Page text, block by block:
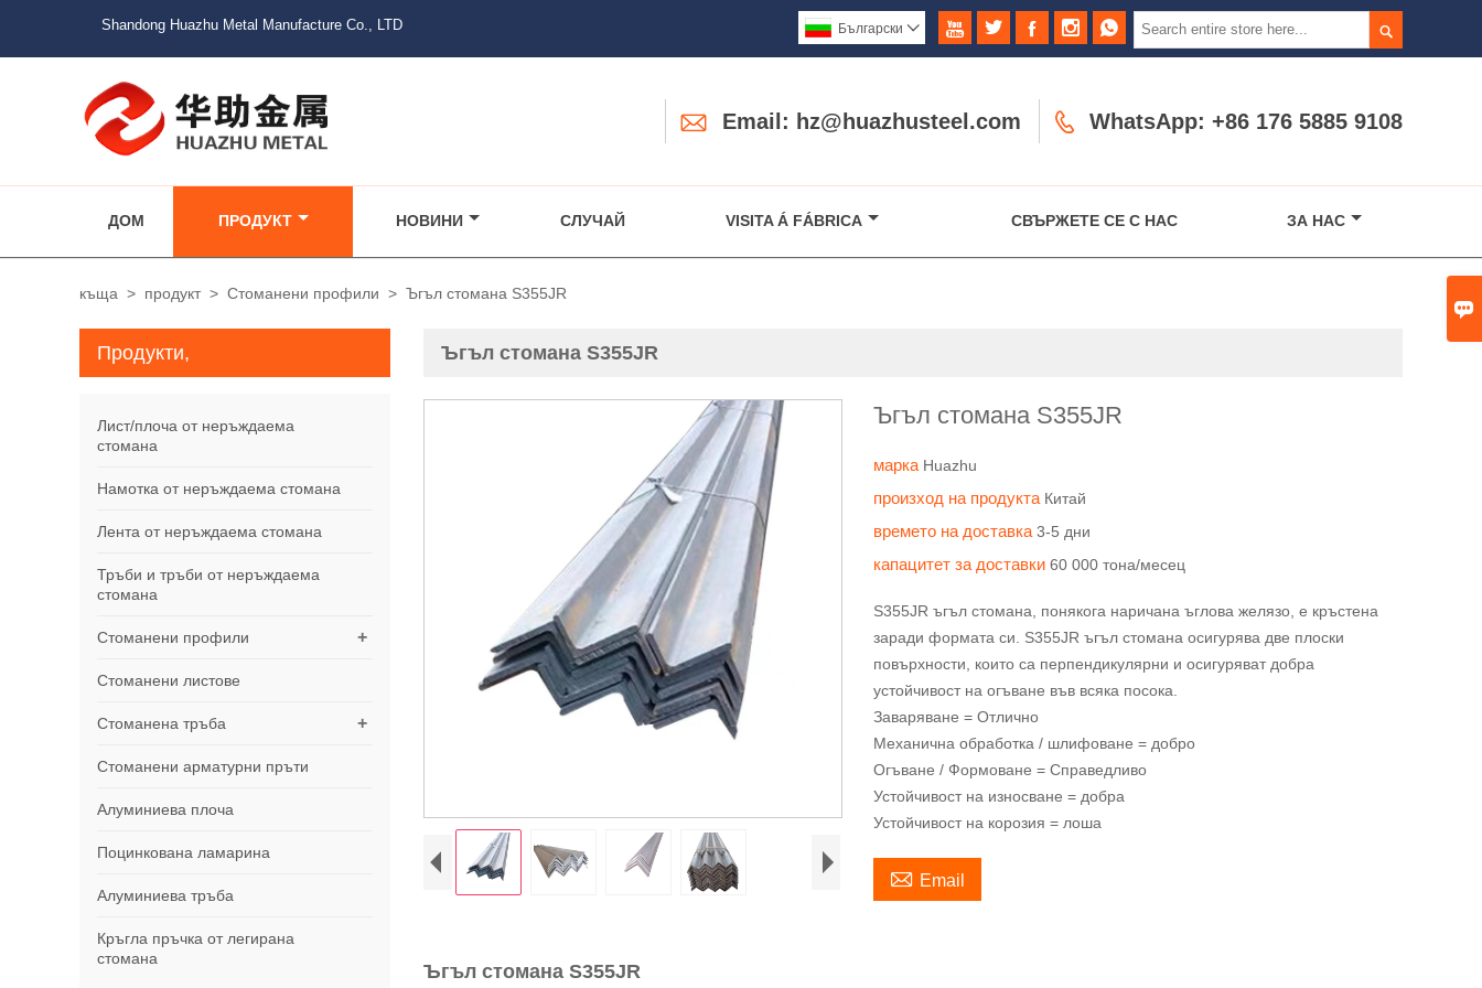

Shandong Huazhu Metal Manufacture Co., LTD 
    
Български 
 Email: hz@huazhusteel.com  WhatsApp: +86 176 5885 9108
ДОМ ПРОДУКТ НОВИНИ СЛУЧАЙ VISITA Á FÁBRICA СВЪРЖЕТЕ СЕ С НАС ЗА НАС
къща > продукт > Стоманени профили > Ъгъл стомана S355JR
Ъгъл стомана S355JR
Ъгъл стомана S355JR
марка Huazhu
произход на продукта Китай
времето на доставка3-5 дни
капацитет за доставки60 000 тона/месец
S355JR ъгъл стомана, понякога наричана ъглова желязо, е кръстена
заради формата си. S355JR ъгъл стомана осигурява две плоски
повърхности, които са перпендикулярни и осигуряват добра
устойчивост на огъване във всяка посока.
Заваряване = Отлично
Механична обработка / шлифоване = добро
Огъване / Формоване = Справедливо
Устойчивост на износване = добра
Устойчивост на корозия = лоша
 Email
Ъгъл стомана S355JR
Продукти,
Лист/плоча от неръждаема
стомана
Намотка от неръждаема стомана
Лента от неръждаема стомана
Тръби и тръби от неръждаема
стомана
+
Стоманени профили
Стоманени листове
+
Стоманена тръба
Стоманени арматурни пръти
Алуминиева плоча
Поцинкована ламарина
Алуминиева тръба
Кръгла пръчка от легирана
стомана